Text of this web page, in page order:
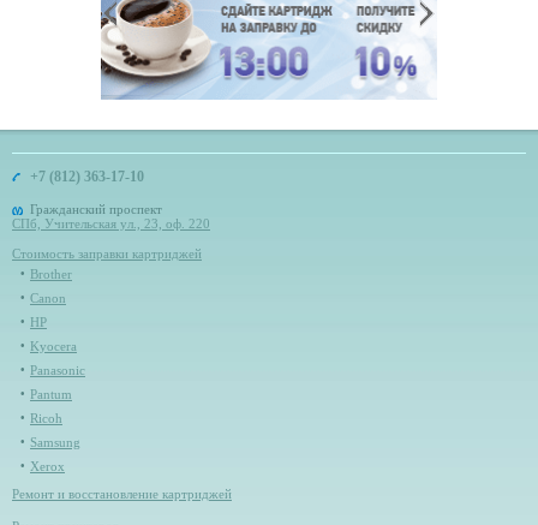
+7 (812) 363-17-10
Гражданский проспект
СПб, Учительская ул., 23, оф. 220
Стоимость заправки картриджей
Brother
Canon
HP
Kyocera
Panasonic
Pantum
Ricoh
Samsung
Xerox
Ремонт и восстановление картриджей